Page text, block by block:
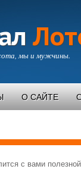
мы и мужчины.
О САЙТЕ
с вами